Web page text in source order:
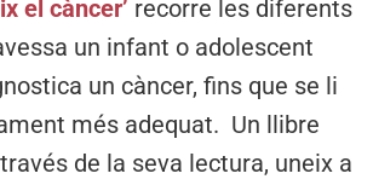
el càncer’ recorre les diferents
un infant o adolescent
un càncer, fins que se li
més adequat. Un llibre
de la seva lectura, uneix a